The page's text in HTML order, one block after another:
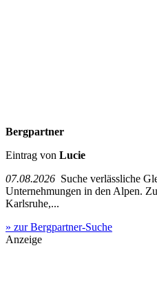
Bergpartner
Eintrag von Lucie
07.08.2026 Suche verlässliche
Unternehmungen in den Alpen.
Karlsruhe,...
» zur Bergpartner-Suche
Anzeige